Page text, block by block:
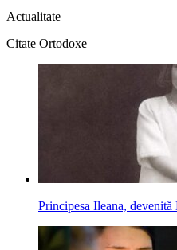
Actualitate
Citate Ortodoxe
Principesa Ileana,